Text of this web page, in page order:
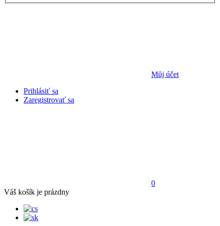
Můj účet
Prihlásiť sa
Zaregistrovať sa
0
Váš košík je prázdny